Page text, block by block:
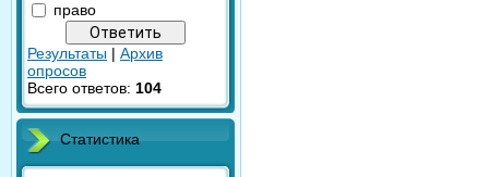
право
Результаты | Архив
опросов
Всего ответов: 104
Статистика